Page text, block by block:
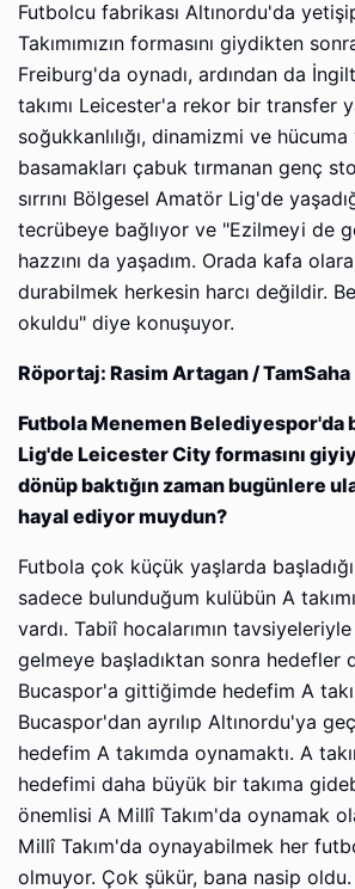
Futbolcu fabrikası Altınordu'da
Takımımızın formasını giydikten
Freiburg'da oynadı, ardından da
takımı Leicester'a rekor bir transfer
soğukkanlılığı, dinamizmi ve
basamakları çabuk tırmanan genç
sırrını Bölgesel Amatör Lig'de
tecrübeye bağlıyor ve "Ezilmeyi de
hazzını da yaşadım. Orada kafa
durabilmek herkesin harcı değildir.
okuldu" diye konuşuyor.
Röportaj: Rasim Artagan / TamSaha
Futbola Menemen Belediyespor'da
Lig'de Leicester City formasını
dönüp baktığın zaman bugünlere
hayal ediyor muydun?
Futbola çok küçük yaşlarda
sadece bulunduğum kulübün A
vardı. Tabiî hocalarımın
gelmeye başladıktan sonra hedefler
Bucaspor'a gittiğimde hedefim A
Bucaspor'dan ayrılıp Altınordu'ya
hedefim A takımda oynamaktı. A
hedefimi daha büyük bir takıma
önemlisi A Millî Takım'da oynamak
Millî Takım'da oynayabilmek her
olmuyor. Çok şükür, bana nasip oldu.